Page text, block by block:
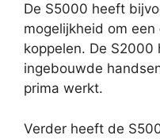
De S5000 heeft
mogelijkheid om een
koppelen. De S2000
ingebouwde
prima werkt.
Verder heeft de